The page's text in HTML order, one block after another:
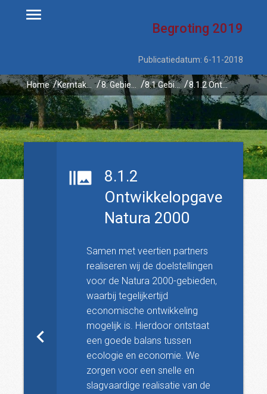
Begroting 2019
Publicatiedatum: 6-11-2018
Home Kerntaken 8.1 Gebiedsontwikkelingen 8.1.2 Ontwikkelopgave Natura 2000
8.1.2
Ontwikkelopgave
Natura 2000
Samen met veertien partners
realiseren wij de doelstellingen
voor de Natura 2000-gebieden,
waarbij tegelijkertijd
economische ontwikkeling
mogelijk is. Hierdoor ontstaat
een goede balans tussen
ecologie en economie. We
zorgen voor een snelle en
slagvaardige realisatie van de